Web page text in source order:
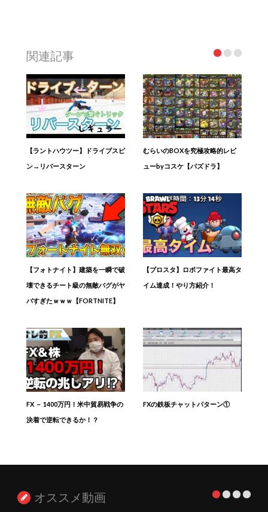
関連記事
【ラントハウツー】ドライブスピ
ン→リバースターン
むらいのBOXを究極攻略的レビ
ューbyコスケ【パズドラ】
【フォトナイト】建築を一瞬で破
壊できるチート級の無敵バグがヤ
バすぎたｗｗｗ【FORTNITE】
【ブロスタ】ロボファイト最高タ
イム達成！やり方紹介！
FX － 1400万円！米中貿易戦争の
決着で逆転できるか！？
FXの鉄板チャットパターン①
オススメ動画